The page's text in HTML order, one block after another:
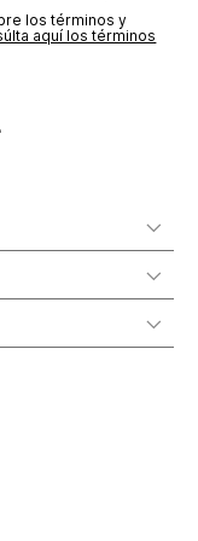
los términos y
aquí los términos